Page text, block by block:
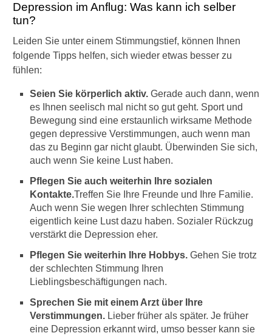
Depression im Anflug: Was kann ich selber
tun?
Leiden Sie unter einem Stimmungstief, können Ihnen
folgende Tipps helfen, sich wieder etwas besser zu
fühlen:
Seien Sie körperlich aktiv. Gerade auch dann, wenn
es Ihnen seelisch mal nicht so gut geht. Sport und
Bewegung sind eine erstaunlich wirksame Methode
gegen depressive Verstimmungen, auch wenn man
das zu Beginn gar nicht glaubt. Überwinden Sie sich,
auch wenn Sie keine Lust haben.
Pflegen Sie auch weiterhin Ihre sozialen
Kontakte.Treffen Sie Ihre Freunde und Ihre Familie.
Auch wenn Sie wegen Ihrer schlechten Stimmung
eigentlich keine Lust dazu haben. Sozialer Rückzug
verstärkt die Depression eher.
Pflegen Sie weiterhin Ihre Hobbys. Gehen Sie trotz
der schlechten Stimmung Ihren
Lieblingsbeschäftigungen nach.
Sprechen Sie mit einem Arzt über Ihre
Verstimmungen. Lieber früher als später. Je früher
eine Depression erkannt wird, umso besser kann sie
r
s
i
?
W
i
e
e
k
e
n
n
t
a
n
D
p
r
e